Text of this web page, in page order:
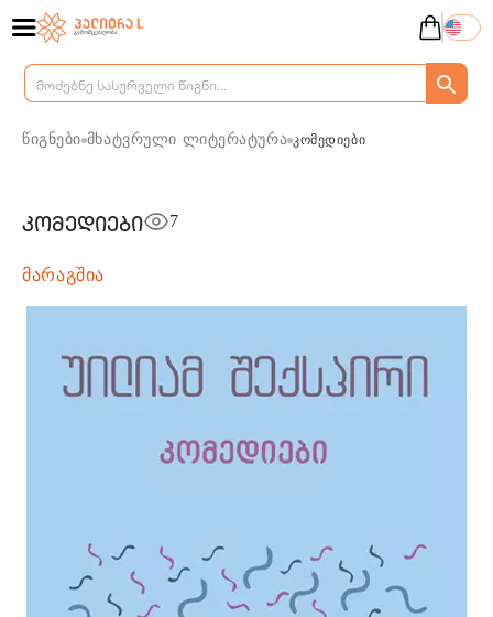
წიგნები მხატვრული ლიტერატურა კომედიები
კომედიები 7
მარაგშია